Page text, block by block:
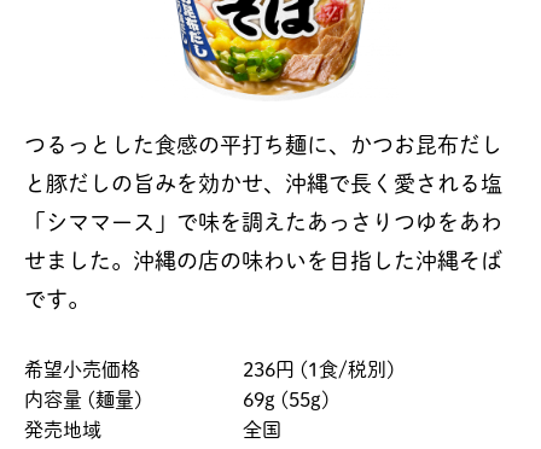
つるっとした食感の平打ち麺に、かつお昆布だし
と豚だしの旨みを効かせ、沖縄で長く愛される塩
「シママース」で味を調えたあっさりつゆをあわ
せました。沖縄の店の味わいを目指した沖縄そば
です。
希望小売価格
236円 (1食/税別)
内容量 (麺量)
69g (55g)
発売地域
全国